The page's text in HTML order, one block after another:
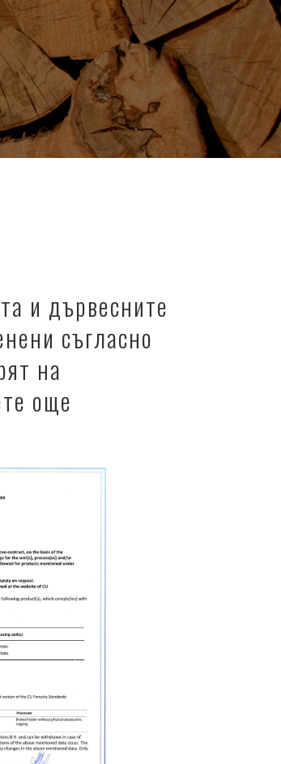
и дървесните
съгласно
на
още